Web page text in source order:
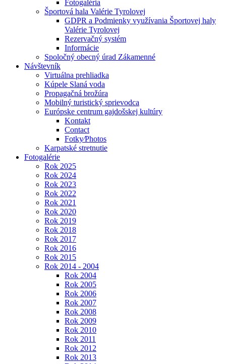
Fotogaléria
Športová hala Valérie Tyrolovej
GDPR a Podmienky využívania Športovej haly
Valérie Tyrolovej
Rezervačný systém
Informácie
Spoločný obecný úrad Zákamenné
Návštevník
Virtuálna prehliadka
Kúpele Slaná voda
Propagačná brožúra
Mobilný turistický sprievodca
Európske centrum gajdošskej kultúry
Kontakt
Contact
Fotky⁄Photos
Karpatské stretnutie
Fotogalérie
Rok 2025
Rok 2024
Rok 2023
Rok 2022
Rok 2021
Rok 2020
Rok 2019
Rok 2018
Rok 2017
Rok 2016
Rok 2015
Rok 2014 - 2004
Rok 2004
Rok 2005
Rok 2006
Rok 2007
Rok 2008
Rok 2009
Rok 2010
Rok 2011
Rok 2012
Rok 2013